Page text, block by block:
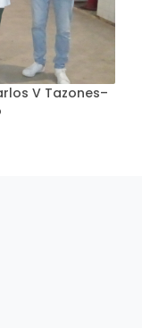
V Tazones–